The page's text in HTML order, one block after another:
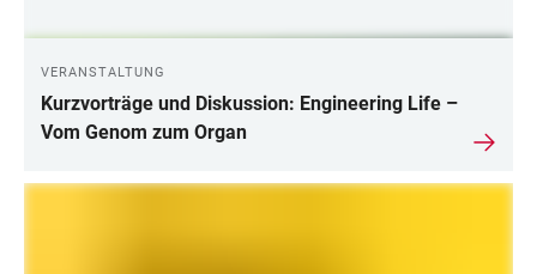
VERANSTALTUNG
Kurzvorträge und Diskussion: Engineering Life –
Vom Genom zum Organ